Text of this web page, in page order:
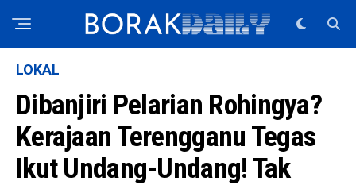
LOKAL
Dibanjiri Pelarian Rohingya?
Kerajaan Terengganu Tegas
Ikut Undang-Undang! Tak